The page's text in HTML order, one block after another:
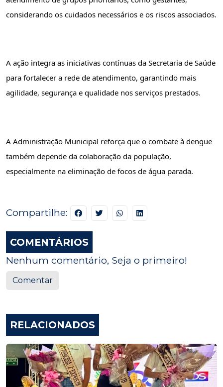
considerando os cuidados necessários e os riscos associados.
A ação integra as iniciativas contínuas da Secretaria de Saúde
para fortalecer a rede de atendimento, garantindo mais
agilidade, segurança e qualidade nos serviços prestados.
A Administração Municipal reforça que o combate à dengue
também depende da colaboração da população,
especialmente na eliminação de focos de água parada.
Compartilhe:
COMENTÁRIOS
Nenhum comentário, Seja o primeiro!
Comentar
RELACIONADOS